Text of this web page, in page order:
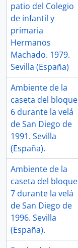
patio del Colegio
de infantil y
primaria
Hermanos
Machado. 1979.
Sevilla (España)
Ambiente de la
caseta del bloque
6 durante la velá
de San Diego de
1991. Sevilla
(España).
Ambiente de la
caseta del bloque
7 durante la velá
de San Diego de
1996. Sevilla
(España).